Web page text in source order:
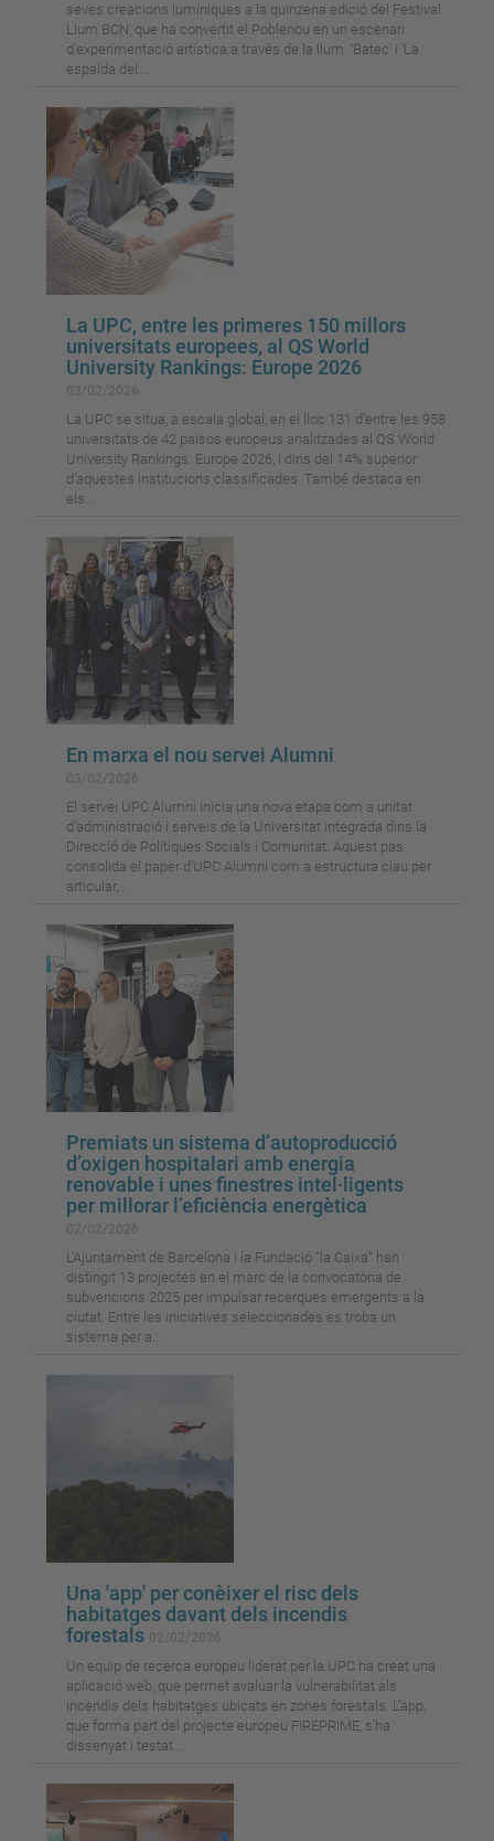
seves creacions lumíniques a la quinzena edició del Festival
Llum BCN, que ha convertit el Poblenou en un escenari
d’experimentació artística a través de la llum. ‘Batec’ i ‘La
espalda del...
La UPC, entre les primeres 150 millors
universitats europees, al QS World
University Rankings: Europe 2026
La UPC se situa, a escala global, en el lloc 131 d’entre les 958
universitats de 42 països europeus analitzades al QS World
University Rankings: Europe 2026, i dins del 14% superior
d’aquestes institucions classificades. També destaca en
els...
En marxa el nou servei Alumni
El servei UPC Alumni inicia una nova etapa com a unitat
d’administració i serveis de la Universitat integrada dins la
Direcció de Polítiques Socials i Comunitat. Aquest pas
consolida el paper d’UPC Alumni com a estructura clau per
articular,...
Premiats un sistema d’autoproducció
d’oxigen hospitalari amb energia
renovable i unes finestres intel·ligents
per millorar l’eficiència energètica
L’Ajuntament de Barcelona i la Fundació ”la Caixa” han
distingit 13 projectes en el marc de la convocatòria de
subvencions 2025 per impulsar recerques emergents a la
ciutat. Entre les iniciatives seleccionades es troba un
sistema per a...
Una 'app' per conèixer el risc dels
habitatges davant dels incendis
forestals
Un equip de recerca europeu liderat per la UPC ha creat una
aplicació web, que permet avaluar la vulnerabilitat als
incendis dels habitatges ubicats en zones forestals. L’app,
que forma part del projecte europeu FIREPRIME, s’ha
dissenyat i testat...